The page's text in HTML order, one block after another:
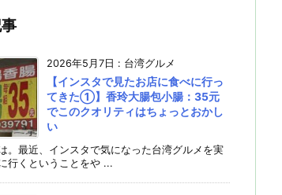
2026年5月7日 : 台湾グルメ
【インスタで見たお店に食べに行っ
てきた①】香玲大腸包小腸：35元
でこのクオリティはちょっとおかし
い
。最近、インスタで気になった台湾グルメを実
行くということをや ...